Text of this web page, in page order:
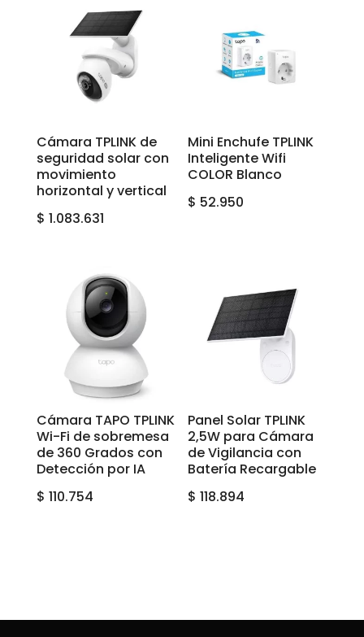
Cámara TPLINK de
seguridad solar con
movimiento
horizontal y vertical
$ 1.083.631
Mini Enchufe TPLINK
Inteligente Wifi
COLOR Blanco
$ 52.950
Cámara TAPO TPLINK
Wi-Fi de sobremesa
de 360 Grados con
Detección por IA
$ 110.754
Panel Solar TPLINK
2,5W para Cámara
de Vigilancia con
Batería Recargable
$ 118.894